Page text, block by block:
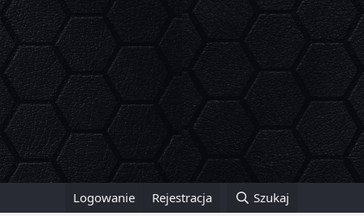
Logowanie Rejestracja Szukaj